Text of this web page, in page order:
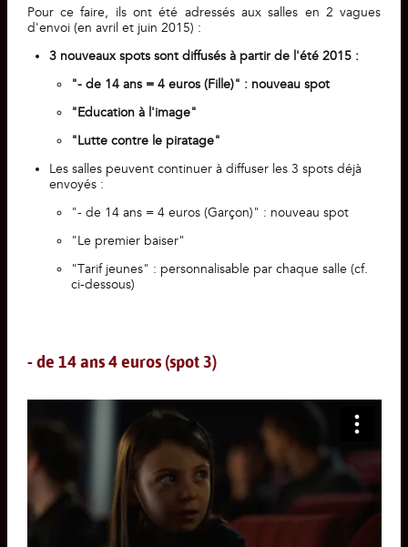
Pour ce faire, ils ont été adressés aux salles en 2 vagues
d'envoi (en avril et juin 2015) :
3 nouveaux spots sont diffusés à partir de l'été 2015 :
"- de 14 ans = 4 euros (Fille)" : nouveau spot
"Education à l'image"
"Lutte contre le piratage"
Les salles peuvent continuer à diffuser les 3 spots déjà
envoyés :
"- de 14 ans = 4 euros (Garçon)" : nouveau spot
"Le premier baiser"
"Tarif jeunes" : personnalisable par chaque salle (cf.
ci-dessous)
- de 14 ans 4 euros (spot 3)